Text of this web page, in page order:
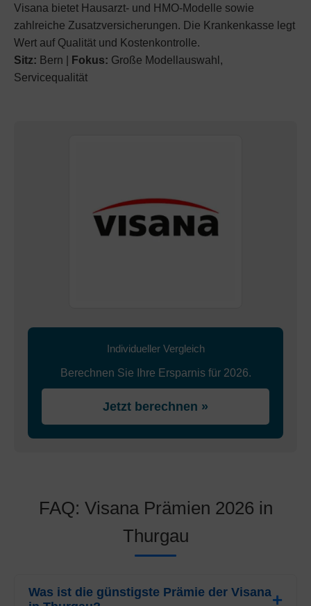
Visana bietet Hausarzt- und HMO-Modelle sowie
zahlreiche Zusatzversicherungen. Die Krankenkasse legt
Wert auf Qualität und Kostenkontrolle.
Sitz: Bern | Fokus: Große Modellauswahl,
Servicequalität
Individueller Vergleich
Berechnen Sie Ihre Ersparnis für 2026.
Jetzt berechnen »
FAQ: Visana Prämien 2026 in
Thurgau
Was ist die günstigste Prämie der Visana